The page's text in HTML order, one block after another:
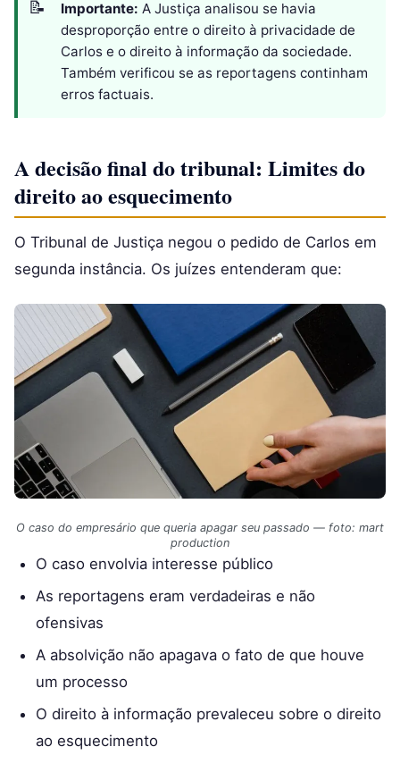
Importante: A Justiça analisou se havia
desproporção entre o direito à privacidade de
Carlos e o direito à informação da sociedade.
Também verificou se as reportagens continham
erros factuais.
A decisão final do tribunal: Limites do
direito ao esquecimento
O Tribunal de Justiça negou o pedido de Carlos em
segunda instância. Os juízes entenderam que:
O caso do empresário que queria apagar seu passado — foto: mart
production
O caso envolvia interesse público
As reportagens eram verdadeiras e não
ofensivas
A absolvição não apagava o fato de que houve
um processo
O direito à informação prevaleceu sobre o direito
ao esquecimento